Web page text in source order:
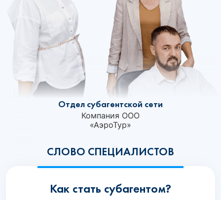
СЛОВО СПЕЦИАЛИСТОВ
Отдел субагентской сети
Компания ООО
«АэроТур»
Как стать субагентом?